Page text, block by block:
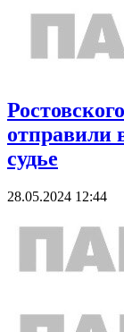
отправили
судье
28.05.2024 12:44